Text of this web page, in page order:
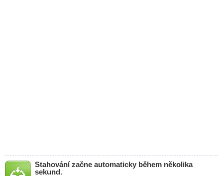
Stahování začne automaticky během několika
sekund.